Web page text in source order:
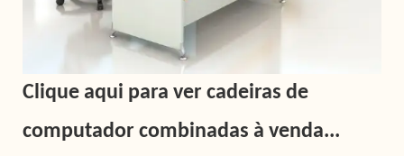
Clique aqui para ver cadeiras de
computador combinadas à venda...